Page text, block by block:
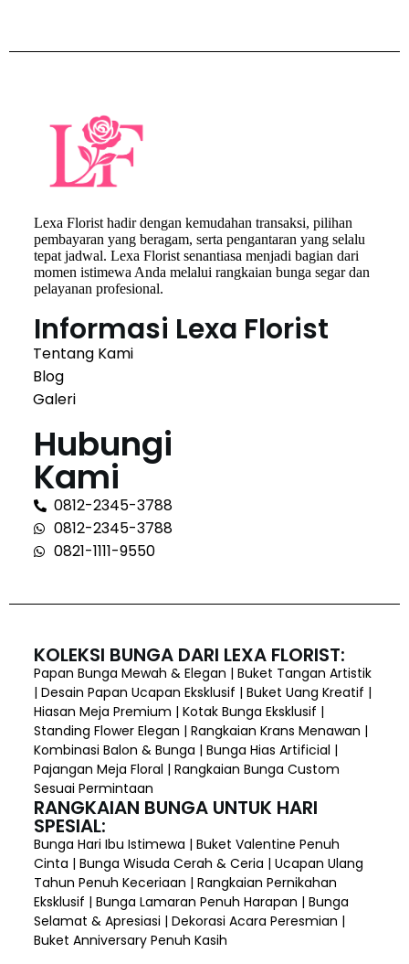
Lexa Florist hadir dengan kemudahan transaksi, pilihan
pembayaran yang beragam, serta pengantaran yang selalu
tepat jadwal. Lexa Florist senantiasa menjadi bagian dari
momen istimewa Anda melalui rangkaian bunga segar dan
pelayanan profesional.
Informasi Lexa Florist
Tentang Kami
Blog
Galeri
Hubungi
Kami
0812-2345-3788
0812-2345-3788
0821-1111-9550
KOLEKSI BUNGA DARI LEXA FLORIST:
Papan Bunga Mewah & Elegan | Buket Tangan Artistik
| Desain Papan Ucapan Eksklusif | Buket Uang Kreatif |
Hiasan Meja Premium | Kotak Bunga Eksklusif |
Standing Flower Elegan | Rangkaian Krans Menawan |
Kombinasi Balon & Bunga | Bunga Hias Artificial |
Pajangan Meja Floral | Rangkaian Bunga Custom
Sesuai Permintaan
RANGKAIAN BUNGA UNTUK HARI
SPESIAL:
Bunga Hari Ibu Istimewa | Buket Valentine Penuh
Cinta | Bunga Wisuda Cerah & Ceria | Ucapan Ulang
Tahun Penuh Keceriaan | Rangkaian Pernikahan
Eksklusif | Bunga Lamaran Penuh Harapan | Bunga
Selamat & Apresiasi | Dekorasi Acara Peresmian |
Buket Anniversary Penuh Kasih